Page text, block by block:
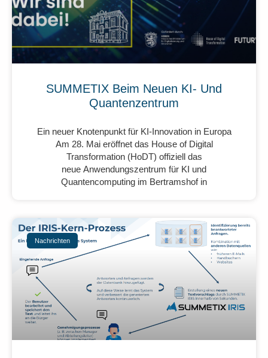
SUMMETIX Beim Neuen KI- Und
Quantenzentrum
Ein neuer Knotenpunkt für KI-Innovation in Europa
Am 28. Mai eröffnet das House of Digital
Transformation (HoDT) offiziell das
neue Anwendungszentrum für KI und
Quantencomputing im Bertramshof in
Nachrichten